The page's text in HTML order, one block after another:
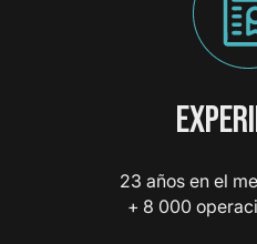
23 años en el
+ 8 000